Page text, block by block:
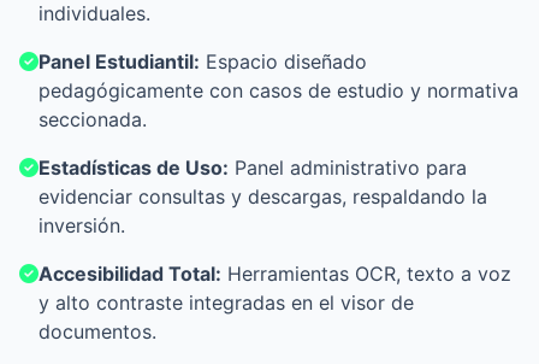
individuales.
Panel Estudiantil: Espacio diseñado
pedagógicamente con casos de estudio y normativa
seccionada.
Estadísticas de Uso: Panel administrativo para
evidenciar consultas y descargas, respaldando la
inversión.
Accesibilidad Total: Herramientas OCR, texto a voz
y alto contraste integradas en el visor de
documentos.